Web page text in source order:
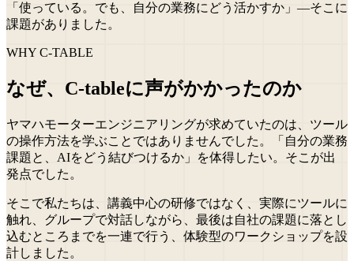
「使っている。でも、自分の業務にどう活かすか」—そこに
課題がありました。
WHY C-TABLE
なぜ、C-tableに声がかかったのか
ヤマハモーターエンジニアリングが求めていたのは、ツール
の操作方法を学ぶことではありませんでした。「自分の業務
課題と、AIをどう結びつけるか」を体得したい。そこが出
発点でした。
そこで私たちは、講義中心の研修ではなく、実際にツールに
触れ、グループで対話しながら、最後は自社の課題に落とし
込むところまでを一連で行う、体験型のワークショップを設
計しました。